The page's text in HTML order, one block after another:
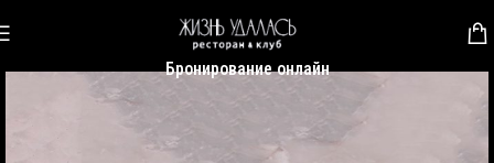
Бронирование онлайн